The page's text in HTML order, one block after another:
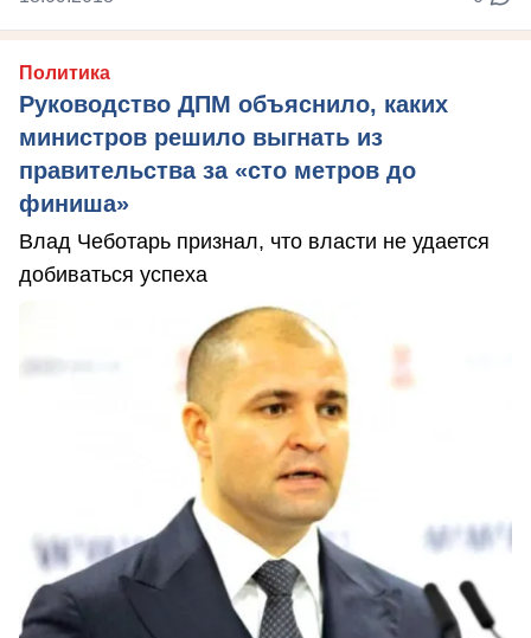
Политика
Руководство ДПМ объяснило, каких
министров решило выгнать из
правительства за «сто метров до
финиша»
Влад Чеботарь признал, что власти не удается
добиваться успеха